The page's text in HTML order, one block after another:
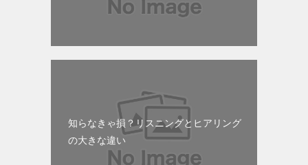
知らなきゃ損？リスニングとヒアリング
の大きな違い